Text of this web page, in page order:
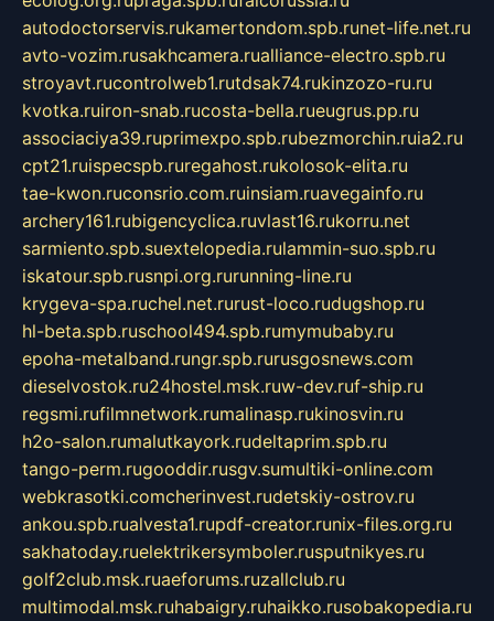
autodoctorservis.rukamertondom.spb.runet-life.net.ru
avto-vozim.rusakhcamera.rualliance-electro.spb.ru
stroyavt.rucontrolweb1.rutdsak74.rukinzozo-ru.ru
kvotka.ruiron-snab.rucosta-bella.rueugrus.pp.ru
associaciya39.ruprimexpo.spb.rubezmorchin.ruia2.ru
cpt21.ruispecspb.ruregahost.rukolosok-elita.ru
tae-kwon.ruconsrio.com.ruinsiam.ruavegainfo.ru
archery161.rubigencyclica.ruvlast16.rukorru.net
sarmiento.spb.suextelopedia.rulammin-suo.spb.ru
iskatour.spb.rusnpi.org.rurunning-line.ru
krygeva-spa.ruchel.net.rurust-loco.rudugshop.ru
hl-beta.spb.ruschool494.spb.rumymubaby.ru
epoha-metalband.rungr.spb.rurusgosnews.com
dieselvostok.ru24hostel.msk.ruw-dev.ruf-ship.ru
regsmi.rufilmnetwork.rumalinasp.rukinosvin.ru
h2o-salon.rumalutkayork.rudeltaprim.spb.ru
tango-perm.rugooddir.rusgv.sumultiki-online.com
webkrasotki.comcherinvest.rudetskiy-ostrov.ru
ankou.spb.rualvesta1.rupdf-creator.runix-files.org.ru
sakhatoday.ruelektrikersymboler.rusputnikyes.ru
golf2club.msk.ruaeforums.ruzallclub.ru
multimodal.msk.ruhabaigry.ruhaikko.rusobakopedia.ru